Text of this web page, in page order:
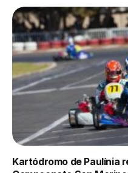
Kartódromo de Paulínia